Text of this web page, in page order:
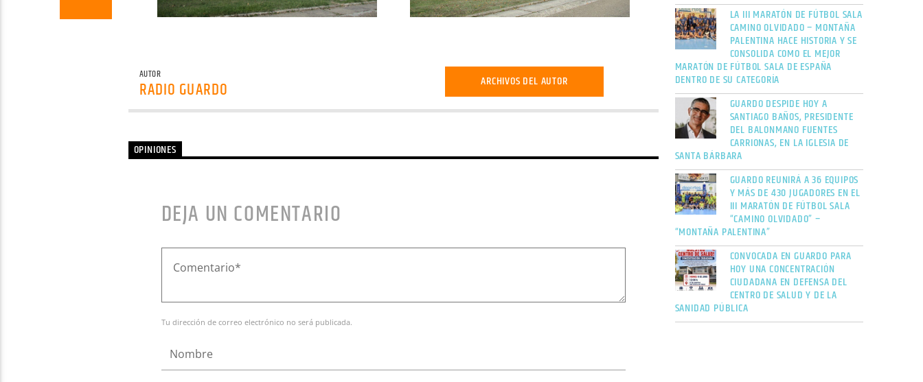
AUTOR
RADIO GUARDO ARCHIVOS DEL AUTOR
OPINIONES
DEJA UN COMENTARIO
Tu dirección de correo electrónico no será publicada.
LA III MARATÓN DE FÚTBOL SALA
CAMINO OLVIDADO – MONTAÑA
PALENTINA HACE HISTORIA Y SE
CONSOLIDA COMO EL MEJOR
MARATÓN DE FÚTBOL SALA DE ESPAÑA
DENTRO DE SU CATEGORÍA
GUARDO DESPIDE HOY A
SANTIAGO BAÑOS, PRESIDENTE
DEL BALONMANO FUENTES
CARRIONAS, EN LA IGLESIA DE
SANTA BÁRBARA
GUARDO REUNIRÁ A 36 EQUIPOS
Y MÁS DE 430 JUGADORES EN EL
III MARATÓN DE FÚTBOL SALA
“CAMINO OLVIDADO” –
“MONTAÑA PALENTINA”
CONVOCADA EN GUARDO PARA
HOY UNA CONCENTRACIÓN
CIUDADANA EN DEFENSA DEL
CENTRO DE SALUD Y DE LA
SANIDAD PÚBLICA